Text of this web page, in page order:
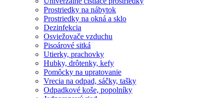
Prostriedky na nábytok
Prostriedky na okná a sklo
Dezinfekcia
Osviežovače vzduchu
Pisoárové sitká
Utierky, prachovky
Hubky, drôtenky, kefy
Pomôcky na upratovanie
Vrecia na odpad, sáčky, tašky
Odpadkové koše, popolníky